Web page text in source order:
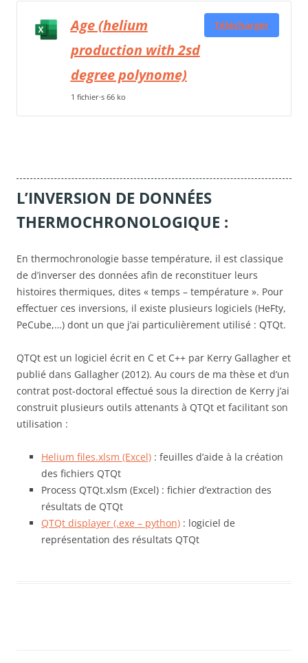
Age (helium
production with 2sd
degree polynome)
1 fichier·s 66 ko
Télécharger
L’INVERSION DE DONNÉES
THERMOCHRONOLOGIQUE :
En thermochronologie basse température, il est classique
de d’inverser des données afin de reconstituer leurs
histoires thermiques, dites « temps – température ». Pour
effectuer ces inversions, il existe plusieurs logiciels (HeFty,
PeCube,…) dont un que j’ai particulièrement utilisé : QTQt.
QTQt est un logiciel écrit en C et C++ par Kerry Gallagher et
publié dans Gallagher (2012). Au cours de ma thèse et d’un
contrat post-doctoral effectué sous la direction de Kerry j’ai
construit plusieurs outils attenants à QTQt et facilitant son
utilisation :
Helium files.xlsm (Excel) : feuilles d’aide à la création
des fichiers QTQt
Process QTQt.xlsm (Excel) : fichier d’extraction des
résultats de QTQt
QTQt displayer (.exe – python) : logiciel de
représentation des résultats QTQt